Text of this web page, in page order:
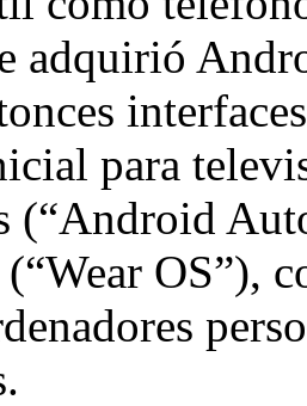
adquirió
para
(“Android
OS”),